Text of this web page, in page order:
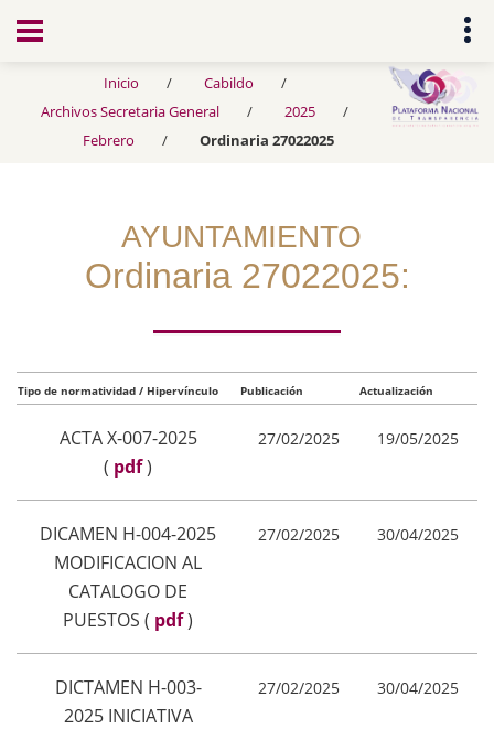
Transparencia
Inicio
Cabildo
Archivos Secretaria General
2025
Febrero
Ordinaria 27022025
AYUNTAMIENTO
Ordinaria 27022025:
Tipo de normatividad / Hipervínculo Publicación Actualización
ACTA X-007-2025
( pdf)
27/02/2025 19/05/2025
DICAMEN H-004-2025
MODIFICACION AL
CATALOGO DE
PUESTOS ( pdf)
27/02/2025 30/04/2025
DICTAMEN H-003-
2025 INICIATIVA
27/02/2025 30/04/2025